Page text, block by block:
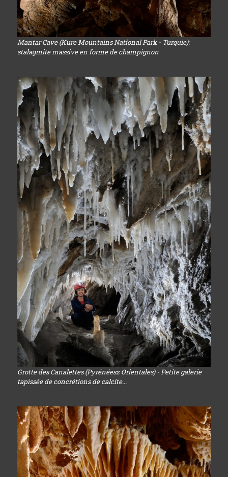
Mantar Cave (Kure Mountains National Park - Turquie):
stalagmite massive en forme de champignon
Grotte des Canalettes (Pyrénéesz Orientales) - Petite galerie
tapissée de concrétions de calcite...